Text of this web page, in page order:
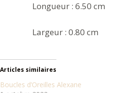
Longueur : 6.50 cm
Largeur : 0.80 cm
Articles similaires
Boucles d’Oreilles Alexane